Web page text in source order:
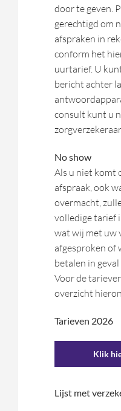
door te geven.
gerechtigd om
afspraken in
conform het
uurtarief. U
bericht achter
consult kunt u
zorgverzekeraar.
No show
Als u niet komt
afspraak, ook
overmacht,
volledige tarief
wat wij met uw
afgesproken of
betalen in
Voor de
overzicht
Tarieven 2026
Klik
Lijst met